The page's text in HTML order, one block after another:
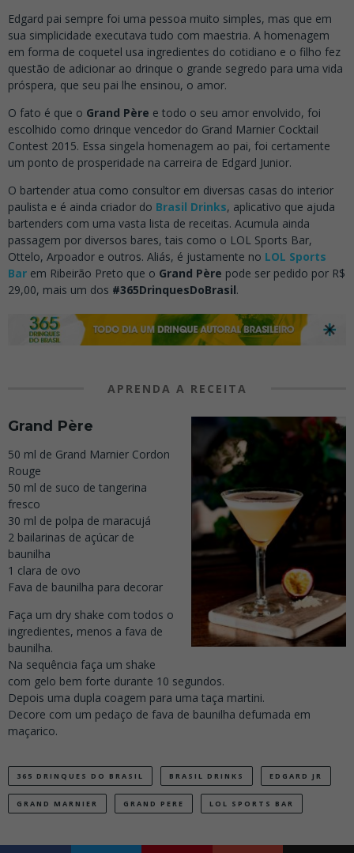
Edgard pai sempre foi uma pessoa muito simples, mas que em
sua simplicidade executava tudo com maestria. A homenagem
em forma de coquetel usa ingredientes do cotidiano e o filho fez
questão de adicionar ao drinque o grande segredo para uma vida
próspera, que seu pai lhe ensinou, o amor.
O fato é que o Grand Père e todo o seu amor envolvido, foi
escolhido como drinque vencedor do Grand Marnier Cocktail
Contest 2015. Essa singela homenagem ao pai, foi certamente
um ponto de prosperidade na carreira de Edgard Junior.
O bartender atua como consultor em diversas casas do interior
paulista e é ainda criador do Brasil Drinks, aplicativo que ajuda
bartenders com uma vasta lista de receitas. Acumula ainda
passagem por diversos bares, tais como o LOL Sports Bar,
Ottelo, Arpoador e outros. Aliás, é justamente no LOL Sports
Bar em Ribeirão Preto que o Grand Père pode ser pedido por R$
29,00, mais um dos #365DrinquesDoBrasil.
APRENDA A RECEITA
Grand Père
50 ml de Grand Marnier Cordon
Rouge
50 ml de suco de tangerina
fresco
30 ml de polpa de maracujá
2 bailarinas de açúcar de
baunilha
1 clara de ovo
Fava de baunilha para decorar
Faça um dry shake com todos o
ingredientes, menos a fava de
baunilha.
Na sequência faça um shake
com gelo bem forte durante 10 segundos.
Depois uma dupla coagem para uma taça martini.
Decore com um pedaço de fava de baunilha defumada em
maçarico.
365 DRINQUES DO BRASIL BRASIL DRINKS EDGARD JR
GRAND MARNIER GRAND PERE LOL SPORTS BAR